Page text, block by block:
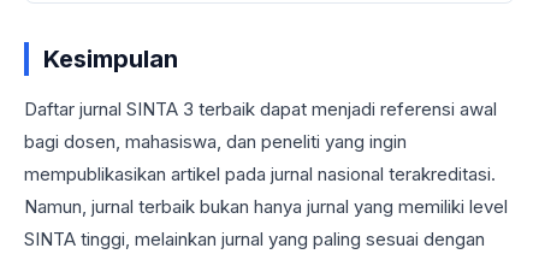
Kesimpulan
Daftar jurnal SINTA 3 terbaik dapat menjadi referensi awal
bagi dosen, mahasiswa, dan peneliti yang ingin
mempublikasikan artikel pada jurnal nasional terakreditasi.
Namun, jurnal terbaik bukan hanya jurnal yang memiliki level
SINTA tinggi, melainkan jurnal yang paling sesuai dengan